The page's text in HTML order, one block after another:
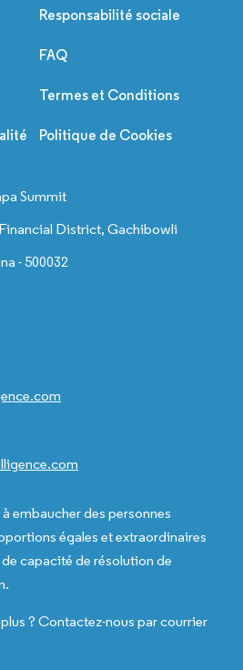
Responsabilité sociale
FAQ
Termes et Conditions
Politique de Cookies
Summit
District, Gachibowli
- 500032
embaucher des personnes
égales et extraordinaires
capacité de résolution de
? Contactez-nous par courrier